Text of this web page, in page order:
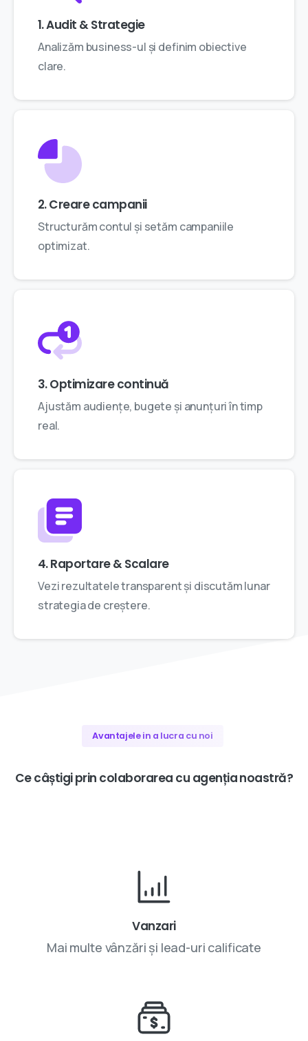
1. Audit & Strategie
Analizăm business-ul și definim obiective
clare.
2. Creare campanii
Structurăm contul și setăm campaniile
optimizat.
3. Optimizare continuă
Ajustăm audiențe, bugete și anunțuri în timp
real.
4. Raportare & Scalare
Vezi rezultatele transparent și discutăm lunar
strategia de creștere.
Avantajele in a lucra cu noi
Cecâștigiprin colaborarea cu agențianoastră?
Vanzari
Mai multe vânzări și lead-uri calificate